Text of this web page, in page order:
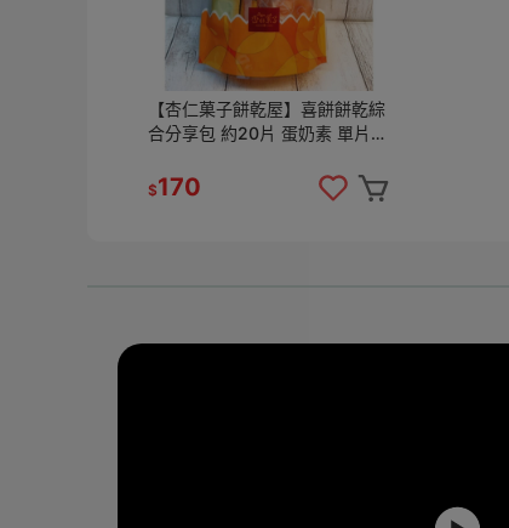
【杏仁菓子餅乾屋】喜餅餅乾綜
合分享包 約20片 蛋奶素 單片包
$170